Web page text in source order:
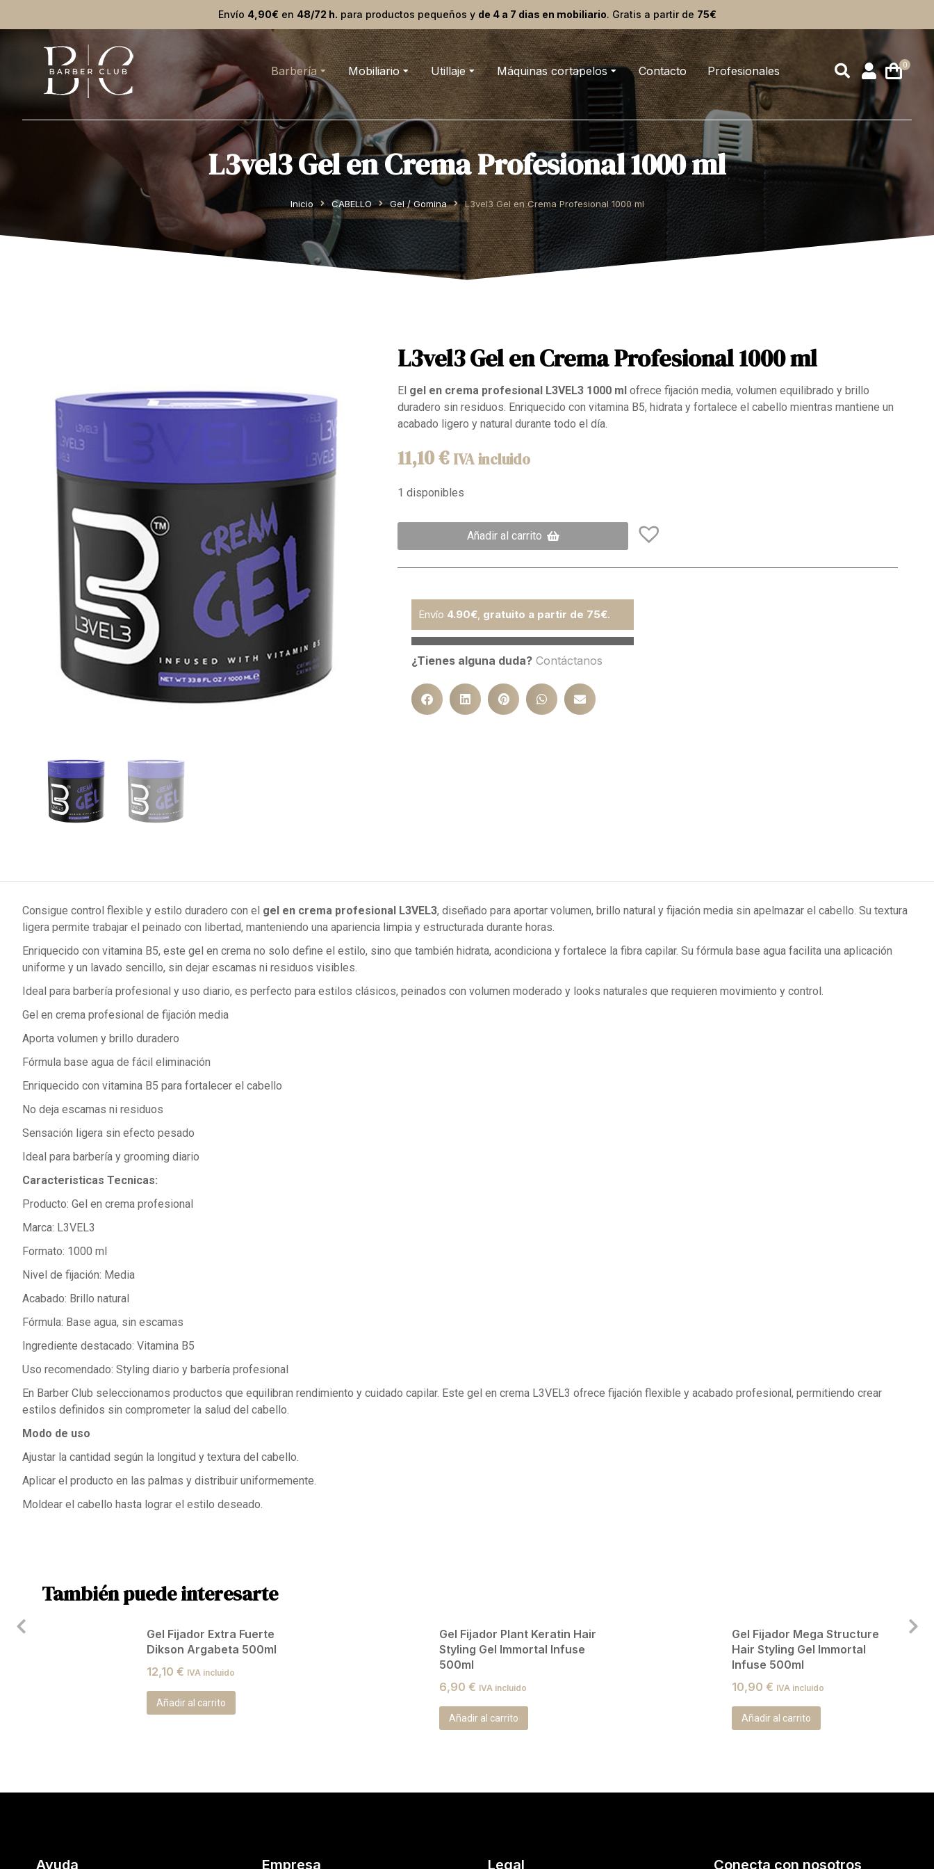
Envío 4,90€ en 48/72 h. para productos pequeños y de 4 a 7 dias en mobiliario. Gratis a partir de 75€
Barbería Mobiliario Utillaje Máquinas cortapelos Contacto Profesionales
L3vel3 Gel en Crema Profesional 1000 ml
Inicio CABELLO Gel / Gomina L3vel3 Gel en Crema Profesional 1000 ml
L3vel3 Gel en Crema Profesional 1000 ml
El gel en crema profesional L3VEL3 1000 ml ofrece fijación media, volumen equilibrado y brillo
duradero sin residuos. Enriquecido con vitamina B5, hidrata y fortalece el cabello mientras mantiene un
acabado ligero y natural durante todo el día.
11,10€ IVA incluido
1 disponibles
Añadir al carrito
Envío 4.90€, gratuito a partir de 75€.
¿Tienes alguna duda? Contáctanos
Consigue control flexible y estilo duradero con el gel en crema profesional L3VEL3, diseñado para aportar volumen, brillo natural y fijación media sin apelmazar el cabello. Su textura
ligera permite trabajar el peinado con libertad, manteniendo una apariencia limpia y estructurada durante horas.
Enriquecido con vitamina B5, este gel en crema no solo define el estilo, sino que también hidrata, acondiciona y fortalece la fibra capilar. Su fórmula base agua facilita una aplicación
uniforme y un lavado sencillo, sin dejar escamas ni residuos visibles.
Ideal para barbería profesional y uso diario, es perfecto para estilos clásicos, peinados con volumen moderado y looks naturales que requieren movimiento y control.
Gel en crema profesional de fijación media
Aporta volumen y brillo duradero
Fórmula base agua de fácil eliminación
Enriquecido con vitamina B5 para fortalecer el cabello
No deja escamas ni residuos
Sensación ligera sin efecto pesado
Ideal para barbería y grooming diario
Caracteristicas Tecnicas:
Producto: Gel en crema profesional
Marca: L3VEL3
Formato: 1000 ml
Nivel de fijación: Media
Acabado: Brillo natural
Fórmula: Base agua, sin escamas
Ingrediente destacado: Vitamina B5
Uso recomendado: Styling diario y barbería profesional
En Barber Club seleccionamos productos que equilibran rendimiento y cuidado capilar. Este gel en crema L3VEL3 ofrece fijación flexible y acabado profesional, permitiendo crear
estilos definidos sin comprometer la salud del cabello.
Modo de uso
Ajustar la cantidad según la longitud y textura del cabello.
Aplicar el producto en las palmas y distribuir uniformemente.
Moldear el cabello hasta lograr el estilo deseado.
También puede interesarte
Gel Fijador Extra Fuerte
Dikson Argabeta 500ml
12,10 € IVA incluido
Añadir al carrito
Gel Fijador Plant Keratin Hair
Styling Gel Immortal Infuse
500ml
6,90 € IVA incluido
Añadir al carrito
Gel Fijador Mega Structure
Hair Styling Gel Immortal
Infuse 500ml
10,90€ IVA incluido
Añadir al carrito
Ayuda Empresa Legal Conecta con nosotros